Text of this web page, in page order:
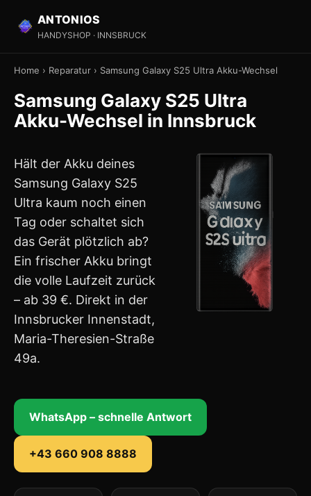
ANTONIOS
HANDYSHOP · INNSBRUCK
Home › Reparatur › Samsung Galaxy S25 Ultra Akku-Wechsel
Samsung Galaxy S25 Ultra
Akku-Wechsel in Innsbruck
Hält der Akku deines
Samsung Galaxy S25
Ultra kaum noch einen
Tag oder schaltet sich
das Gerät plötzlich ab?
Ein frischer Akku bringt
die volle Laufzeit zurück
– ab 39 €. Direkt in der
Innsbrucker Innenstadt,
Maria-Theresien-Straße
49a.
WhatsApp – schnelle Antwort
+43 660 908 8888